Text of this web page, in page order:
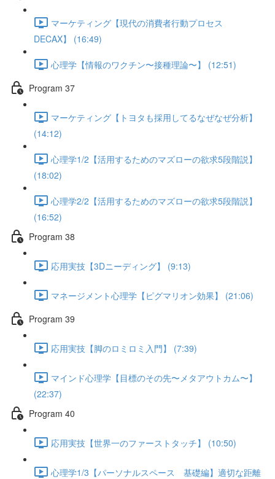
マーケティング【現代の消費者行動プロセス
DECAX】 (16:49)
心理学【情報のワクチン〜接種理論〜】 (12:51)
Program 37
マーケティング【トヨタも採用してるなぜなぜ分析】
(14:12)
心理学1/2【活用するためのマズローの欲求5段階説】
(18:02)
心理学2/2【活用するためのマズローの欲求5段階説】
(16:52)
Program 38
応用実技【3Dニーディング】 (9:13)
マネージメント心理学【ピグマリオン効果】 (21:06)
Program 39
応用実技【脚のロミロミ入門】 (7:39)
マインド心理学【目標のその先〜メタアウトカム〜】
(22:37)
Program 40
応用実技【世界一のファーストタッチ】 (10:50)
心理学1/3【パーソナルスペース 基礎編】適切な距離